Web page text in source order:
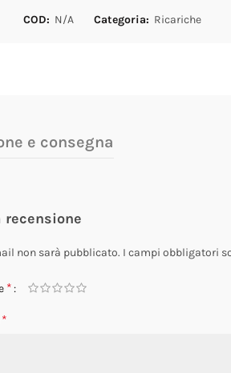
COD: N/A Categoria: Ricariche
e consegna
recensione
non sarà pubblicato. I campi obbligatori
*
*